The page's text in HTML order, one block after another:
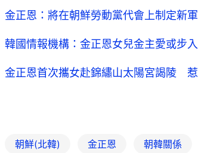
金正恩：將在朝鮮勞動黨代會上制定新
韓國情報機構：金正恩女兒金主愛或步
金正恩首次攜女赴錦繡山太陽宮謁陵
朝鮮(北韓) 金正恩 朝韓關係